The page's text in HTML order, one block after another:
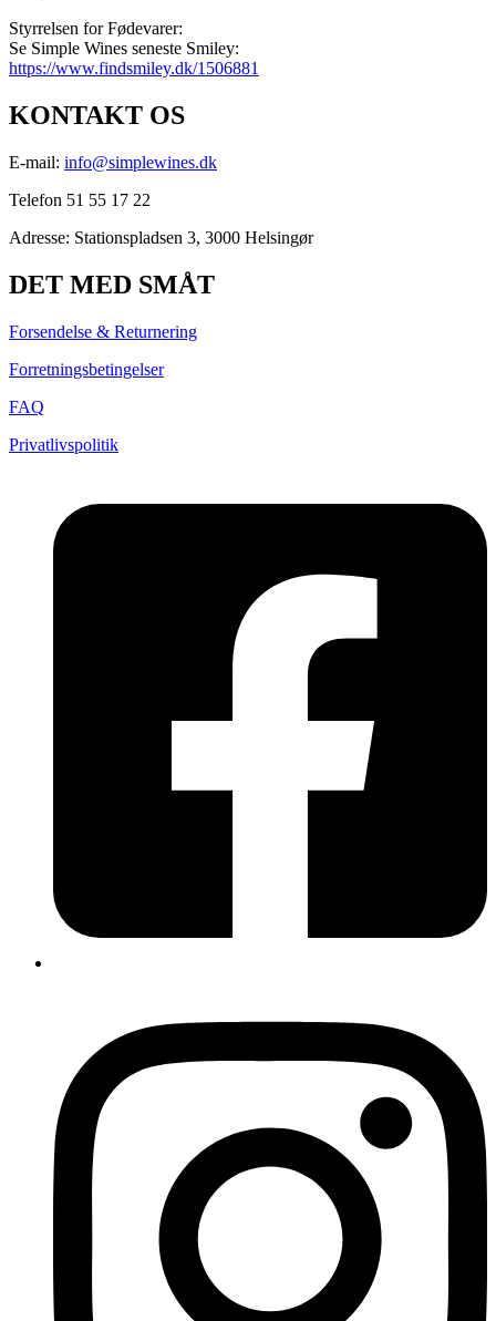
Styrrelsen for Fødevarer:
Se Simple Wines seneste Smiley:
https://www.findsmiley.dk/1506881
KONTAKT OS
E-mail: info@simplewines.dk
Telefon 51 55 17 22
Adresse: Stationspladsen 3, 3000 Helsingør
DET MED SMÅT
Forsendelse & Returnering
Forretningsbetingelser
FAQ
Privatlivspolitik